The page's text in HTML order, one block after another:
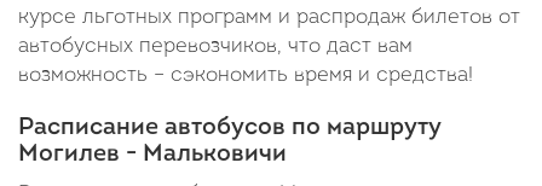
курсе льготных программ и распродаж билетов от
автобусных перевозчиков, что даст вам
возможность – сэкономить время и средства!
Расписание автобусов по маршруту
Могилев - Мальковичи